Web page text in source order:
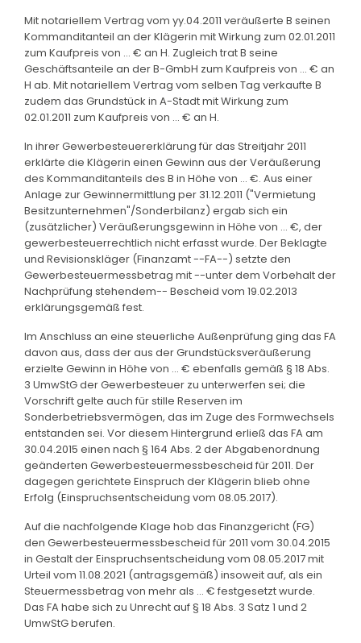
Mit notariellem Vertrag vom yy.04.2011 veräußerte B seinen
Kommanditanteil an der Klägerin mit Wirkung zum 02.01.2011
zum Kaufpreis von ... € an H. Zugleich trat B seine
Geschäftsanteile an der B-GmbH zum Kaufpreis von ... € an
H ab. Mit notariellem Vertrag vom selben Tag verkaufte B
zudem das Grundstück in A-Stadt mit Wirkung zum
02.01.2011 zum Kaufpreis von ... € an H.
In ihrer Gewerbesteuererklärung für das Streitjahr 2011
erklärte die Klägerin einen Gewinn aus der Veräußerung
des Kommanditanteils des B in Höhe von ... €. Aus einer
Anlage zur Gewinnermittlung per 31.12.2011 ("Vermietung
Besitzunternehmen"/Sonderbilanz) ergab sich ein
(zusätzlicher) Veräußerungsgewinn in Höhe von ... €, der
gewerbesteuerrechtlich nicht erfasst wurde. Der Beklagte
und Revisionskläger (Finanzamt --FA--) setzte den
Gewerbesteuermessbetrag mit --unter dem Vorbehalt der
Nachprüfung stehendem-- Bescheid vom 19.02.2013
erklärungsgemäß fest.
Im Anschluss an eine steuerliche Außenprüfung ging das FA
davon aus, dass der aus der Grundstücksveräußerung
erzielte Gewinn in Höhe von ... € ebenfalls gemäß § 18 Abs.
3 UmwStG der Gewerbesteuer zu unterwerfen sei; die
Vorschrift gelte auch für stille Reserven im
Sonderbetriebsvermögen, das im Zuge des Formwechsels
entstanden sei. Vor diesem Hintergrund erließ das FA am
30.04.2015 einen nach § 164 Abs. 2 der Abgabenordnung
geänderten Gewerbesteuermessbescheid für 2011. Der
dagegen gerichtete Einspruch der Klägerin blieb ohne
Erfolg (Einspruchsentscheidung vom 08.05.2017).
Auf die nachfolgende Klage hob das Finanzgericht (FG)
den Gewerbesteuermessbescheid für 2011 vom 30.04.2015
in Gestalt der Einspruchsentscheidung vom 08.05.2017 mit
Urteil vom 11.08.2021 (antragsgemäß) insoweit auf, als ein
Steuermessbetrag von mehr als ... € festgesetzt wurde.
Das FA habe sich zu Unrecht auf § 18 Abs. 3 Satz 1 und 2
UmwStG berufen.